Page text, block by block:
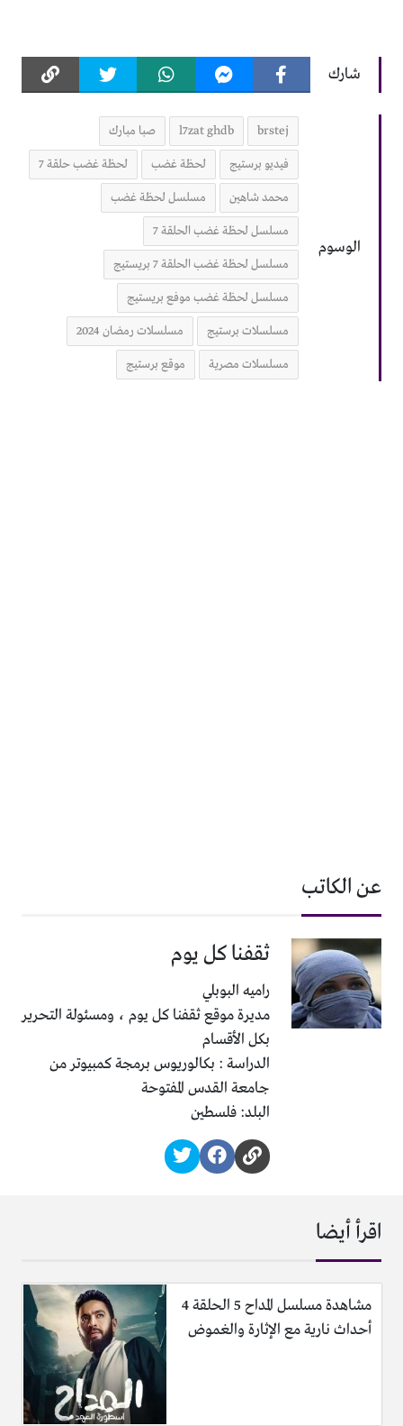
شارك
الوسوم
brstej
l7zat ghdb صبا مبارك
فيديو برستيج لحظة غضب لحظة غضب حلقة 7
محمد شاهين مسلسل لحظة غضب
مسلسل لحظة غضب الحلقة 7
مسلسل لحظة غضب الحلقة 7 بريستيج
مسلسل لحظة غضب موفع بريستيج
مسلسلات برستيج مسلسلات رمضان 2024
مسلسلات مصرية موقع برستيج
عن الكاتب
ثقفنا كل يوم
راميه البوبلي
مديرة موقع ثقفنا كل يوم ، ومسئولة التحرير
بكل الأقسام
الدراسة : بكالوريوس برمجة كمبيوتر من
جامعة القدس المفتوحة
البلد: فلسطين
اقرأ أيضا
مشاهدة مسلسل المداح 5 الحلقة 4
أحداث نارية مع الإثارة والغموض